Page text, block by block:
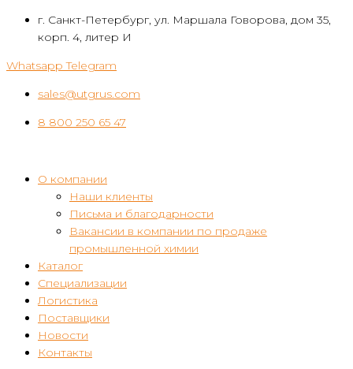
Перейтиг. Санкт-Петербург, ул. Маршала Говорова, дом 35,
корп. 4, литер И
Whatsapp Telegram
sales@utgrus.com
8 800 250 65 47
О компании
Наши клиенты
Письма и благодарности
Вакансии в компании по продаже
промышленной химии
Каталог
Специализации
Логистика
Поставщики
Новости
Контакты